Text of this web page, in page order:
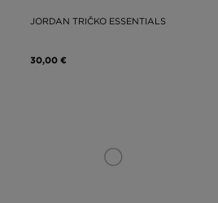
JORDAN TRIČKO ESSENTIALS
30,00 €